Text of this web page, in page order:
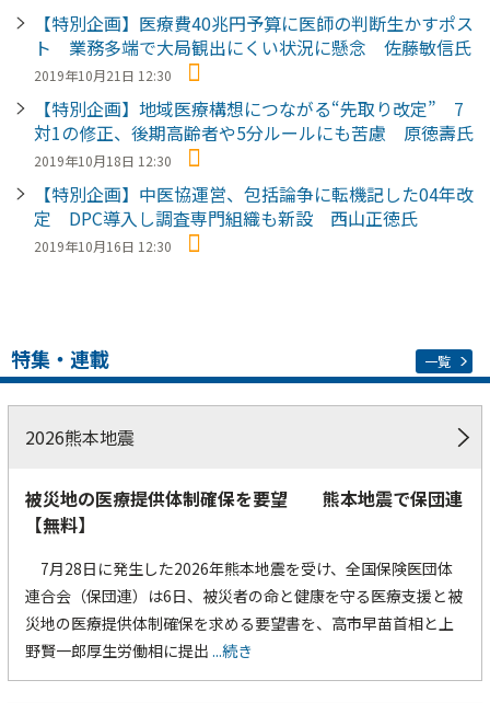
【特別企画】医療費40兆円予算に医師の判断生かすポス
ト 業務多端で大局観出にくい状況に懸念 佐藤敏信氏
2019年10月21日 12:30
【特別企画】地域医療構想につながる“先取り改定” 7
対1の修正、後期高齢者や5分ルールにも苦慮 原徳壽氏
2019年10月18日 12:30
【特別企画】中医協運営、包括論争に転機記した04年改
定 DPC導入し調査専門組織も新設 西山正徳氏
2019年10月16日 12:30
特集・連載 一覧
2026熊本地震
被災地の医療提供体制確保を要望 熊本地震で保団連
【無料】
7月28日に発生した2026年熊本地震を受け、全国保険医団体
連合会（保団連）は6日、被災者の命と健康を守る医療支援と被
災地の医療提供体制確保を求める要望書を、高市早苗首相と上
野賢一郎厚生労働相に提出 ...続き